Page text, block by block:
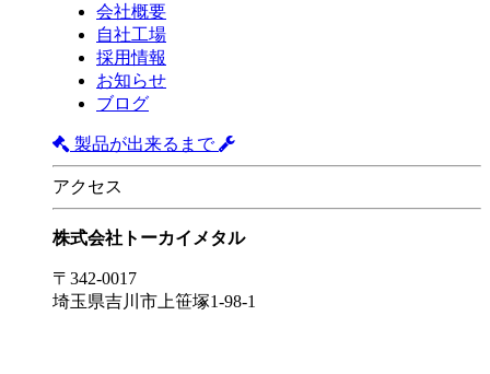
会社概要
自社工場
採用情報
お知らせ
ブログ
製品が出来るまで
アクセス
株式会社トーカイメタル
〒342-0017
埼玉県吉川市上笹塚1-98-1